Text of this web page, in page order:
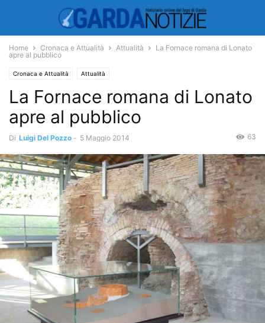
Home Cronaca e Attualità Attualità
La Fornace romana di Lonato
apre al pubblico
Cronaca e Attualità Attualità
La Fornace romana di Lonato
apre al pubblico
Di Luigi Del Pozzo - 5 Maggio 2014 63